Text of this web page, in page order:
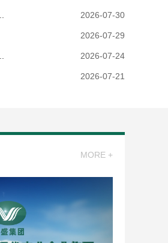
2026-07-30
2026-07-29
2026-07-24
2026-07-21
MORE +